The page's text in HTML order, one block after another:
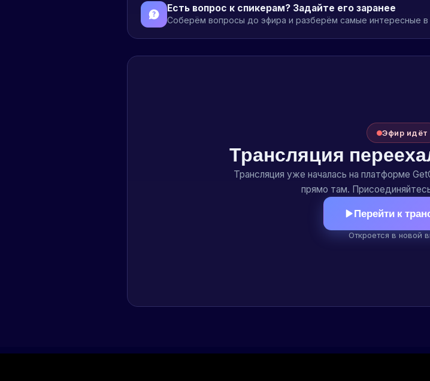
Есть вопрос к спикерам? Задайте его заранее
Соберём вопросы до эфира и разберём самые интересные
Эфир идёт
Трансляция
Трансляция уже началась на платформе
прямо там.
Перейти к
Откроется в новой
ask@mlinside.ru